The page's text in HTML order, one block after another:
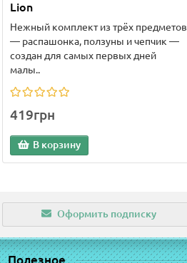
Lion
Нежный комплект из трёх предметов
— распашонка, ползуны и чепчик —
создан для самых первых дней
малы..
419грн
В корзину
Оформить подписку
Полезное